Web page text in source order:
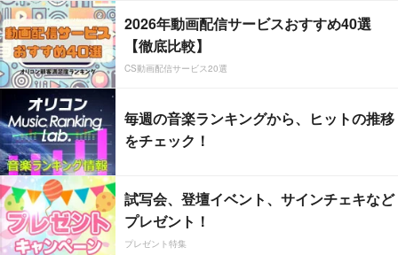
2026年動画配信サービスおすすめ40選
【徹底比較】
CS動画配信サービス20選
毎週の音楽ランキングから、ヒットの推移
をチェック！
試写会、登壇イベント、サインチェキなど
プレゼント！
プレゼント特集